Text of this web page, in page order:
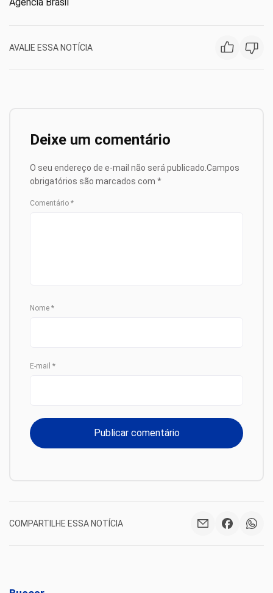
AVALIE ESSA NOTÍCIA
Deixe um comentário
O seu endereço de e-mail não será publicado. Campos
obrigatórios são marcados com *
Comentário *
Nome *
E-mail *
COMPARTILHE ESSA NOTÍCIA